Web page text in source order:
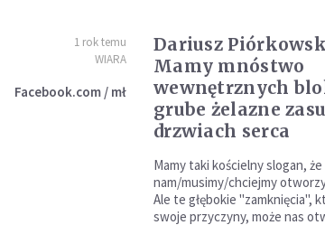
1 rok temu
WIARA
Facebook.com / mł
Dariusz
Mamy mnóstwo
wewnętrznych
grube żelazne
drzwiach serca
Mamy taki kościelny slogan,
nam/musimy/chciejmy
Ale te głębokie "zamknięcia",
swoje przyczyny, może nas